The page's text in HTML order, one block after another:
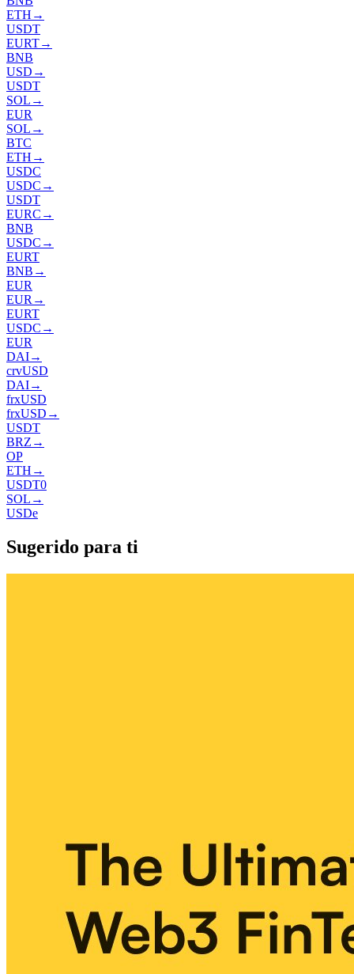
ETH →
USDT
EURT→
BNB
USD →
USDT
SOL →
EUR
SOL →
BTC
ETH →
USDC
USDC →
USDT
EURC →
BNB
USDC →
EURT
BNB →
EUR
EUR →
EURT
USDC →
EUR
DAI→
crvUSD
DAI→
frxUSD
frxUSD →
USDT
BRZ →
OP
ETH →
USDT0
SOL →
USDe
Sugerido para ti